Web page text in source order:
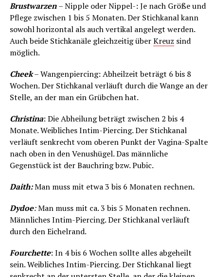
Brustwarzen – Nipple oder Nippel-: Je nach Größe und
Pflege zwischen 1 bis 5 Monaten. Der Stichkanal kann
sowohl horizontal als auch vertikal angelegt werden.
Auch beide Stichkanäle gleichzeitig überKreuz sind
möglich.
Cheek– Wangenpiercing: Abheilzeit beträgt 6 bis 8
Wochen. Der Stichkanal verläuft durch die Wange an der
Stelle, an der man ein Grübchen hat.
Christina: Die Abheilung beträgt zwischen 2 bis 4
Monate. Weibliches Intim-Piercing. Der Stichkanal
verläuft senkrecht vom oberen Punkt der Vagina-Spalte
nach oben in den Venushügel. Das männliche
Gegenstück ist der Bauchring bzw. Pubic.
Daith:Man muss mit etwa 3 bis 6 Monaten rechnen.
Dydoe:Man muss mit ca. 3 bis 5 Monaten rechnen.
Männliches Intim-Piercing. Der Stichkanal verläuft
durch den Eichelrand.
Fourchette: In 4 bis 6 Wochen sollte alles abgeheilt
sein. Weibliches Intim-Piercing. Der Stichkanal liegt